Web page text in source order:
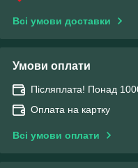
Всі умови доставки
Умови оплати
Післяплата! Понад
Оплата на картку
Всі умови оплати